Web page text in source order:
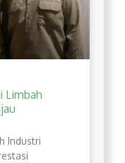
Limbah
Industri